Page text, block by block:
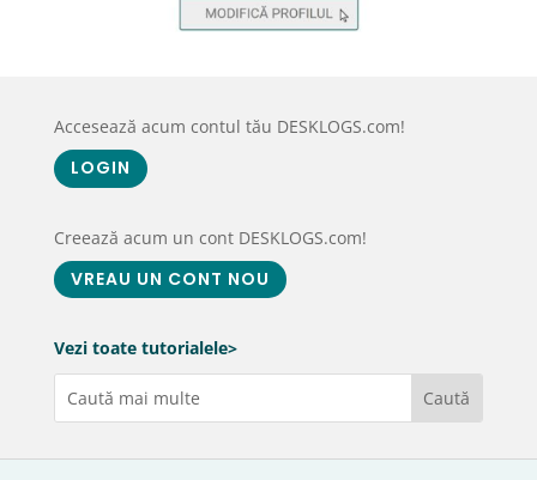
Accesează acum contul tău DESKLOGS.com!
LOGIN
Creează acum un cont DESKLOGS.com!
VREAU UN CONT NOU
Vezi toate tutorialele>